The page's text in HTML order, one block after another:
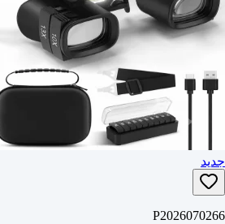
جديد
P2026070266